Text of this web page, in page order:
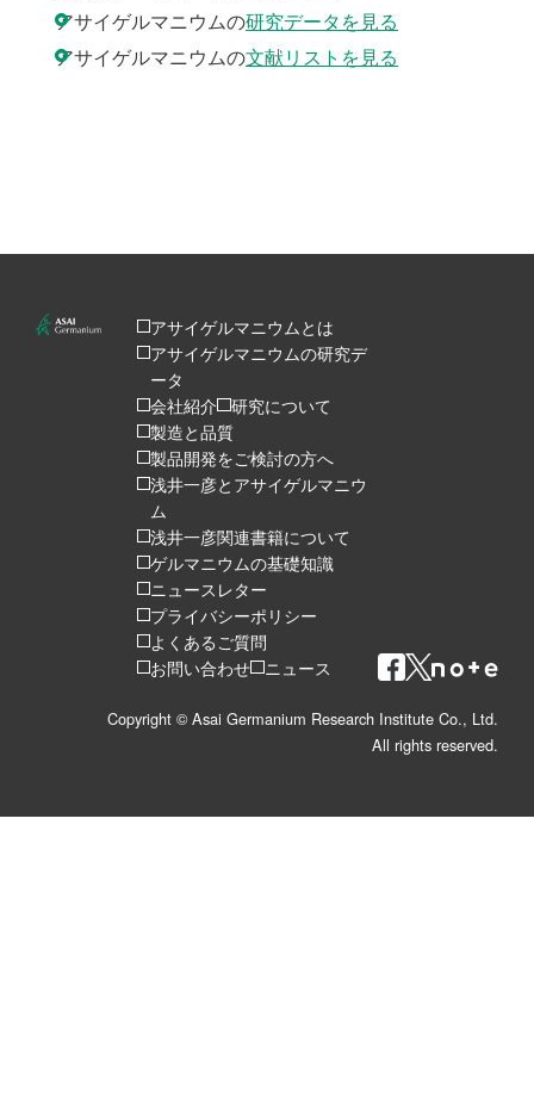
アサイゲルマニウムの研究データを見る
アサイゲルマニウムの文献リストを見る
アサイゲルマニウムとは
アサイゲルマニウムの研究デ
ータ
会社紹介 研究について
製造と品質
製品開発をご検討の方へ
浅井一彦とアサイゲルマニウ
ム
浅井一彦関連書籍について
ゲルマニウムの基礎知識
ニュースレター
プライバシーポリシー
よくあるご質問
お問い合わせ ニュース
Copyright © Asai Germanium Research Institute Co., Ltd.
All rights reserved.